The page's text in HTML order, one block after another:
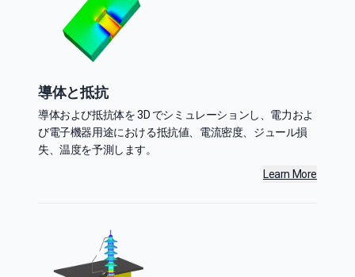
導体と抵抗
導体および抵抗体を 3D でシミュレーションし、電力およ
び電子機器用途における抵抗値、電流密度、ジュール損
失、温度を予測します。
Learn More